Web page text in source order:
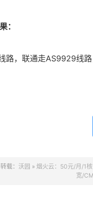
：
路，联通走AS9929线
载： 沃园 » 烟火云：50元/月/1
宽/